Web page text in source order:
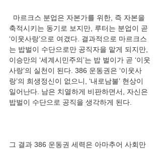
축적시키는 동기로 보지만, 루터는 분업이 곧
‘이웃사랑’으로 여겼다. 결과적으로 마르크스
는 밥벌이 수단으로만 공직자을 맡게 되지만,
이승만의 ‘세계시민주의’는 밥 벌이가 곧 ‘이웃
사랑’의 실천이 된다. 386 운동권은 ‘이웃사
랑’의 희생정신이 없으니, ‘내로남불’ 현상이
일어난다. 남은 치열하게 비판하면서, 자신은
그 결과 386 운동권 세력은 아마추어 사회만